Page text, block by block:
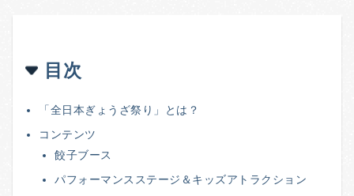
目次
「全日本ぎょうざ祭り」とは？
コンテンツ
餃子ブース
パフォーマンスステージ＆キッズアトラクション